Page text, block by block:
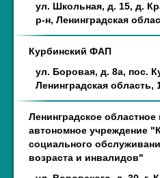
ул. Школьная, д. 15, д.
р-н, Ленинградская
Курбинский ФАП
ул. Боровая, д. 8а, пос.
Ленинградская область,
Ленинградское областное
автономное учреждение
социального
возраста и инвалидов"